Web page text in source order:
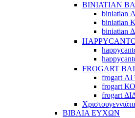
ΒΙΝΙΑΤΙΑΝ
biniatian
biniatian
biniatian
FROGART
frogart
frogart
frogart
ΒΙΒΛΙΑ ΕΥΧΩΝ